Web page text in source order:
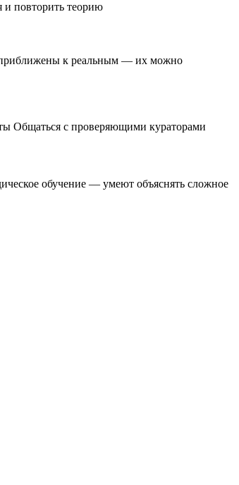
и повторить теорию
приближены к реальным — их можно
Общаться с проверяющими кураторами
обучение — умеют объяснять сложное